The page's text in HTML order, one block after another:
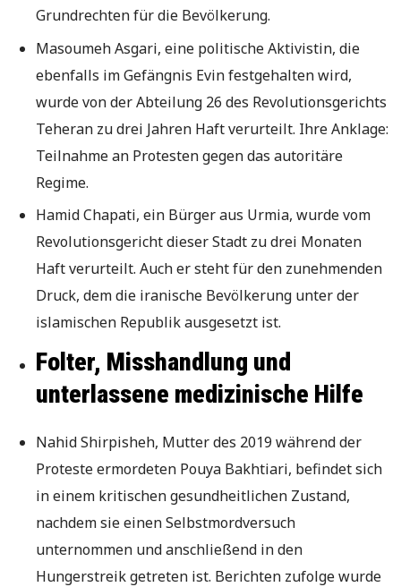
Grundrechten für die Bevölkerung.
Masoumeh Asgari, eine politische Aktivistin, die
ebenfalls im Gefängnis Evin festgehalten wird,
wurde von der Abteilung 26 des Revolutionsgerichts
Teheran zu drei Jahren Haft verurteilt. Ihre Anklage:
Teilnahme an Protesten gegen das autoritäre
Regime.
Hamid Chapati, ein Bürger aus Urmia, wurde vom
Revolutionsgericht dieser Stadt zu drei Monaten
Haft verurteilt. Auch er steht für den zunehmenden
Druck, dem die iranische Bevölkerung unter der
islamischen Republik ausgesetzt ist.
Folter, Misshandlung und
unterlassene medizinische Hilfe
Nahid Shirpisheh, Mutter des 2019 während der
Proteste ermordeten Pouya Bakhtiari, befindet sich
in einem kritischen gesundheitlichen Zustand,
nachdem sie einen Selbstmordversuch
unternommen und anschließend in den
Hungerstreik getreten ist. Berichten zufolge wurde